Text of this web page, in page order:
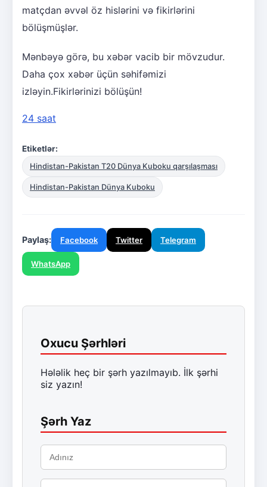
matçdan əvvəl öz hislərini və fikirlərini
bölüşmüşlər.
Mənbəyə görə, bu xəbər vacib bir mövzudur.
Daha çox xəbər üçün səhifəmizi
izləyin.Fikirlərinizi bölüşün!
24 saat
Etiketlər:
Hindistan-Pakistan T20 Dünya Kuboku qarşılaşması
Hindistan-Pakistan Dünya Kuboku
Paylaş: Facebook Twitter Telegram
WhatsApp
Oxucu Şərhləri
Hələlik heç bir şərh yazılmayıb. İlk şərhi
siz yazın!
Şərh Yaz